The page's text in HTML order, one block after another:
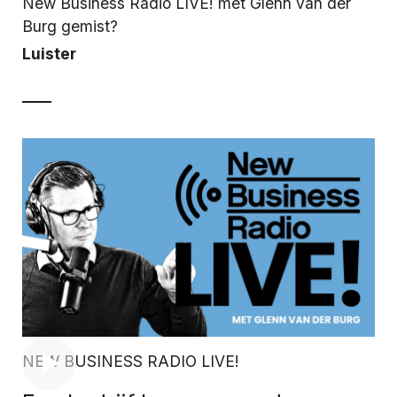
Burg gemist?
Luister
NEW BUSINESS RADIO LIVE!